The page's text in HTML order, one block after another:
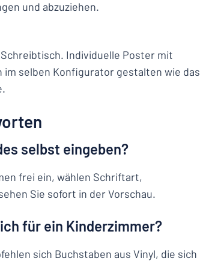
und abzuziehen.
Individuelle Poster mit
im selben Konfigurator gestalten wie das
selbst eingeben?
frei ein, wählen Schriftart,
Sie sofort in der Vorschau.
für ein Kinderzimmer?
sich Buchstaben aus Vinyl, die sich